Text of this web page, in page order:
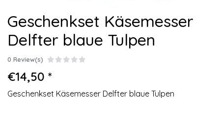
Geschenkset Käsemesser
Delfter blaue Tulpen
0 Review(s)
€14,50 *
Geschenkset Käsemesser Delfter blaue Tulpen